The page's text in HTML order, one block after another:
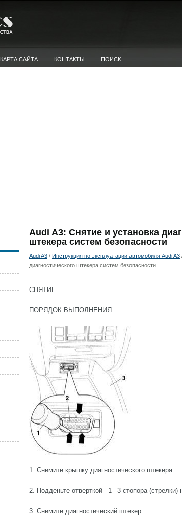
КАРТА САЙТА КОНТАКТЫ ПОИСК
Audi A3: Снятие и установка
штекера систем безопасности
Audi A3 / Инструкция по эксплуатации автомобиля Audi A3
диагностического штекера систем безопасности
СНЯТИЕ
ПОРЯДОК ВЫПОЛНЕНИЯ
1. Снимите крышку диагностического штекера.
2. Подденьте отверткой –1– 3 стопора
3. Снимите диагностический штекер.